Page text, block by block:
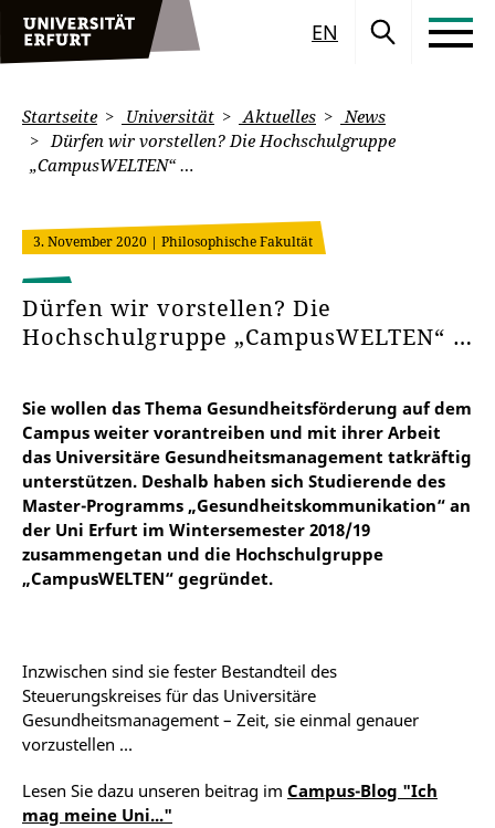
EN
Startseite Universität Aktuelles
News
Dürfen wir vorstellen? Die Hochschulgruppe
„CampusWELTEN“ …
3. November 2020 | Philosophische Fakultät
Dürfen wir vorstellen? Die
Hochschulgruppe „CampusWELTEN“ …
Sie wollen das Thema Gesundheitsförderung auf dem
Campus weiter vorantreiben und mit ihrer Arbeit
das Universitäre Gesundheitsmanagement tatkräftig
unterstützen. Deshalb haben sich Studierende des
Master-Programms „Gesundheitskommunikation“ an
der Uni Erfurt im Wintersemester 2018/19
zusammengetan und die Hochschulgruppe
„CampusWELTEN“ gegründet.
Inzwischen sind sie fester Bestandteil des
Steuerungskreises für das Universitäre
Gesundheitsmanagement – Zeit, sie einmal genauer
vorzustellen …
Lesen Sie dazu unseren beitrag im Campus-Blog "Ich
mag meine Uni..."